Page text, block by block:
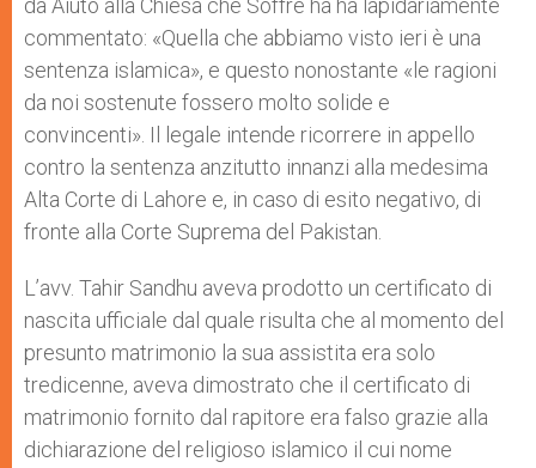
da Aiuto alla Chiesa che Soffre ha ha lapidariamente
commentato: «Quella che abbiamo visto ieri è una
sentenza islamica», e questo nonostante «le ragioni
da noi sostenute fossero molto solide e
convincenti». Il legale intende ricorrere in appello
contro la sentenza anzitutto innanzi alla medesima
Alta Corte di Lahore e, in caso di esito negativo, di
fronte alla Corte Suprema del Pakistan.
L’avv. Tahir Sandhu aveva prodotto un certificato di
nascita ufficiale dal quale risulta che al momento del
presunto matrimonio la sua assistita era solo
tredicenne, aveva dimostrato che il certificato di
matrimonio fornito dal rapitore era falso grazie alla
dichiarazione del religioso islamico il cui nome